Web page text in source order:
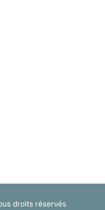
droits réservés